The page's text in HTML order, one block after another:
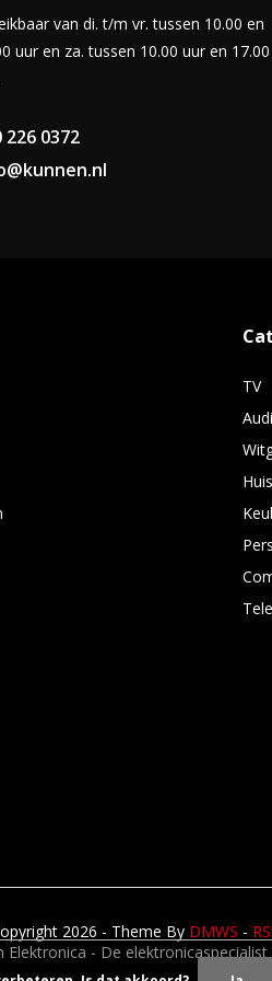
te lezen die
van di. t/m vr. tussen 10.00 en
uur en za. tussen 10.00 uur en 17.00
226 0372
TV
2026 - Theme By DMWS -
Elektronica - De